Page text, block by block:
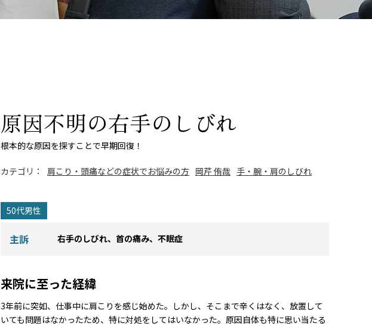
原因不明の右手のしびれ
根本的な原因を探すことで早期回復！
カテゴリ： 肩こり・頭痛などの症状でお悩みの方 岡芹 侑哉 手・腕・肩のしびれ
50代男性
主訴 右手のしびれ、首の痛み、不眠症
来院に至った経緯
3年前に突如、仕事中に肩こりを感じ始めた。しかし、そこまで辛くはなく、放置して
いても問題はなかったため、特に対処をしてはいなかった。原因自体も特に思い当たる